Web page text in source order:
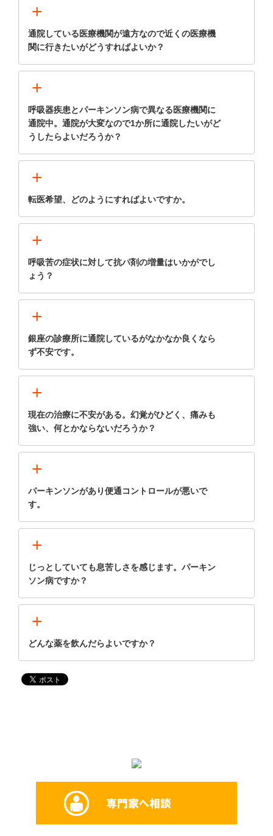
+
通院している医療機関が遠方なので近くの医療機
関に行きたいがどうすればよいか？
+
呼吸器疾患とパーキンソン病で異なる医療機関に
通院中。通院が大変なので1か所に通院したいがど
うしたらよいだろうか？
+
転医希望、どのようにすればよいですか。
+
呼吸苦の症状に対して抗パ剤の増量はいかがでし
ょう？
+
銀座の診療所に通院しているがなかなか良くなら
ず不安です。
+
現在の治療に不安がある。幻覚がひどく、痛みも
強い、何とかならないだろうか？
+
パーキンソンがあり便通コントロールが悪いで
す。
+
じっとしていても息苦しさを感じます。パーキン
ソン病ですか？
+
どんな薬を飲んだらよいですか？